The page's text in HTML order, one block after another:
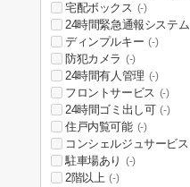
宅配ボックス (-)
24時間緊急通報システム
ディンプルキー (-)
防犯カメラ (-)
24時間有人管理 (-)
フロントサービス (-)
24時間ゴミ出し可 (-)
住戸内覧可能 (-)
コンシェルジュサービス
駐車場あり (-)
2階以上 (-)